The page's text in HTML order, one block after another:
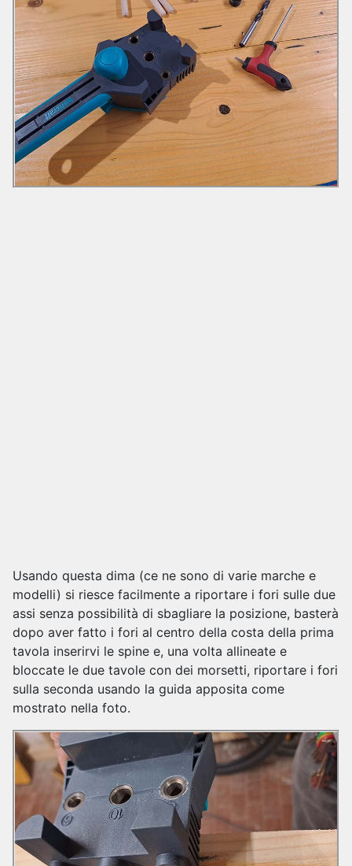
Usando questa dima (ce ne sono di varie marche e
modelli) si riesce facilmente a riportare i fori sulle due
assi senza possibilità di sbagliare la posizione, basterà
dopo aver fatto i fori al centro della costa della prima
tavola inserirvi le spine e, una volta allineate e
bloccate le due tavole con dei morsetti, riportare i fori
sulla seconda usando la guida apposita come
mostrato nella foto.